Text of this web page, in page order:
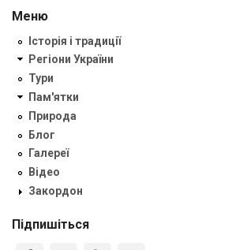
Меню
Історія і традиції
Регіони України
Тури
Пам'ятки
Природа
Блог
Галереї
Відео
Закордон
Підпишіться